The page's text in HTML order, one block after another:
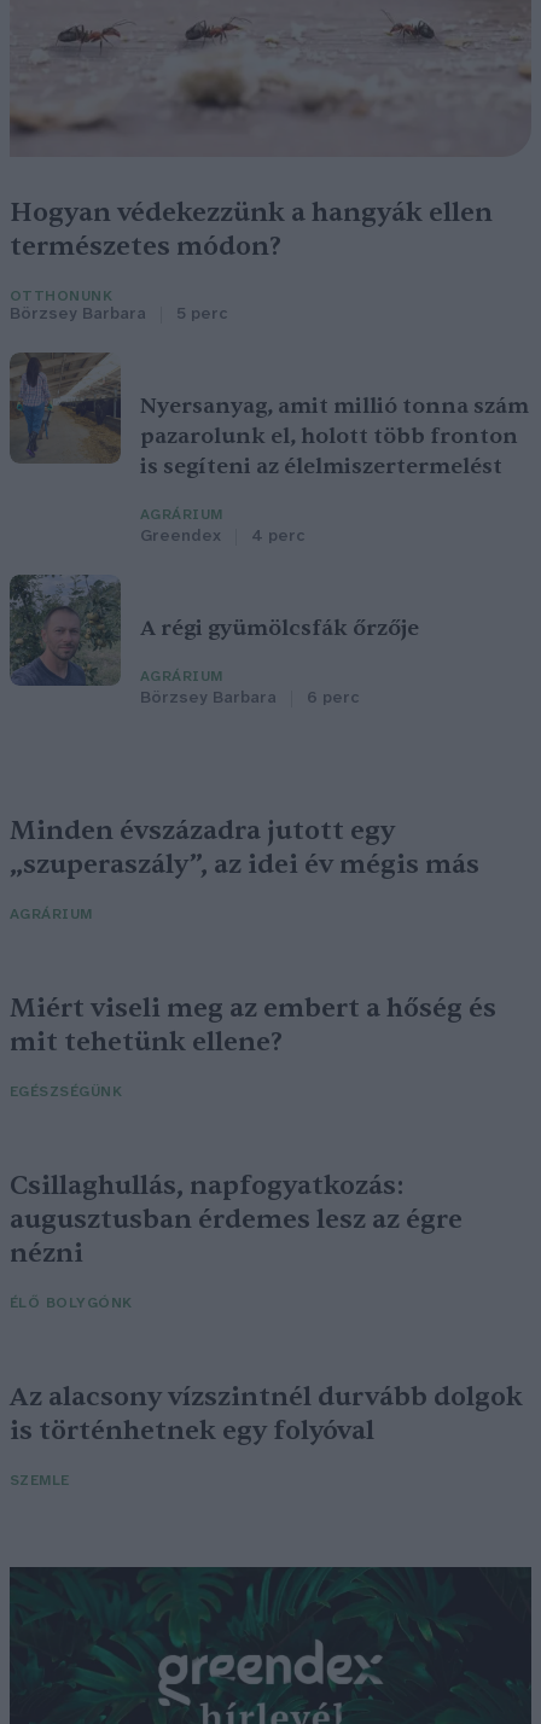
Hogyan védekezzünk a hangyák ellen
természetes módon?
OTTHONUNK
Börzsey Barbara 5 perc
Nyersanyag, amit millió tonna szám
pazarolunk el, holott több fronton
is segíteni az élelmiszertermelést
AGRÁRIUM
Greendex 4 perc
A régi gyümölcsfák őrzője
AGRÁRIUM
Börzsey Barbara 6 perc
Minden évszázadra jutott egy
„szuperaszály”, az idei év mégis más
AGRÁRIUM
Miért viseli meg az embert a hőség és
mit tehetünk ellene?
EGÉSZSÉGÜNK
Csillaghullás, napfogyatkozás:
augusztusban érdemes lesz az égre
nézni
ÉLŐ BOLYGÓNK
Az alacsony vízszintnél durvább dolgok
is történhetnek egy folyóval
SZEMLE